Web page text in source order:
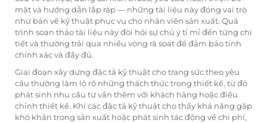
mặt và hướng dẫn lắp ráp — những tài liệu này đóng vai trò
như bản vẽ kỹ thuật phục vụ cho nhân viên sản xuất. Quá
trình soạn thảo tài liệu này đòi hỏi sự chú ý tỉ mỉ đến từng chi
tiết và thường trải qua nhiều vòng rà soát để đảm bảo tính
chính xác và đầy đủ.
Giai đoạn xây dựng đặc tả kỹ thuật cho trang sức theo yêu
cầu thường làm lộ rõ những thách thức trong thiết kế, từ đó
phát sinh nhu cầu tư vấn thêm với khách hàng hoặc điều
chỉnh thiết kế. Khi các đặc tả kỹ thuật cho thấy khả năng gặp
khó khăn trong sản xuất hoặc phát sinh tác động về chi phí,